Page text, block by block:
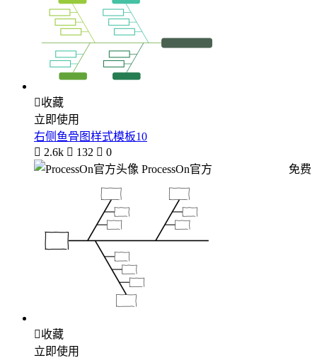
收藏
立即使用
右侧鱼骨图样式模板10
 2.6k  132  0
ProcessOn官方
免费
收藏
立即使用